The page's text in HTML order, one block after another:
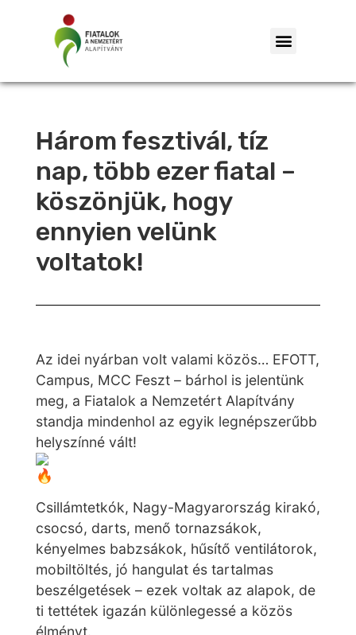
Három fesztivál, tíz
nap, több ezer fiatal –
köszönjük, hogy
ennyien velünk
voltatok!
Az idei nyárban volt valami közös… EFOTT,
Campus, MCC Feszt – bárhol is jelentünk
meg, a Fiatalok a Nemzetért Alapítvány
standja mindenhol az egyik legnépszerűbb
helyszínné vált!
Csillámtetkók, Nagy-Magyarország kirakó,
csocsó, darts, menő tornazsákok,
kényelmes babzsákok, hűsítő ventilátorok,
mobiltöltés, jó hangulat és tartalmas
beszélgetések – ezek voltak az alapok, de
ti tettétek igazán különlegessé a közös
élményt.